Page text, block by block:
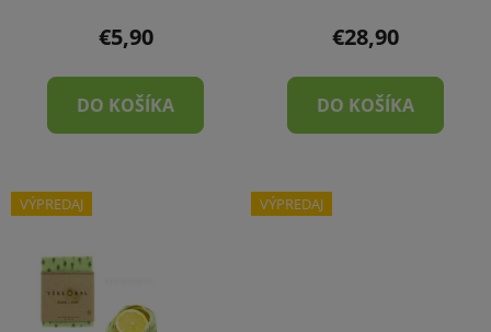
€5,90
DO KOŠÍKA
€28,90
DO KOŠÍKA
VÝPREDAJ VÝPREDAJ